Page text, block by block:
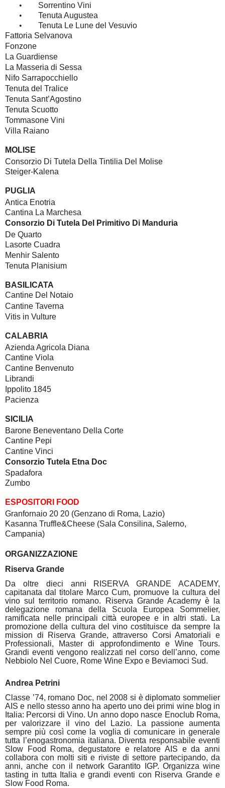
•
Sorrentino Vini
•
Tenuta Augustea
•
Tenuta Le Lune del Vesuvio
Fattoria Selvanova
Fonzone
La Guardiense
La Masseria di Sessa
Nifo Sarrapocchiello
Tenuta del Tralice
Tenuta Sant’Agostino
Tenuta Scuotto
Tommasone Vini
Villa Raiano
MOLISE
Consorzio Di Tutela Della Tintilia Del Molise
Steiger-Kalena
PUGLIA
Antica Enotria
Cantina La Marchesa
Consorzio Di Tutela Del Primitivo Di Manduria
De Quarto
Lasorte Cuadra
Menhir Salento
Tenuta Planisium
BASILICATA
Cantine Del Notaio
Cantine Taverna
Vitis in Vulture
CALABRIA
Azienda Agricola Diana
Cantine Viola
Cantine Benvenuto
Librandi
Ippolito 1845
Pacienza
SICILIA
Barone Beneventano Della Corte
Cantine Pepi
Cantine Vinci
Consorzio Tutela Etna Doc
Spadafora
Zumbo
ESPOSITORI FOOD
Granfornaio 20 20 (Genzano di Roma, Lazio)
Kasanna Truffle&Cheese (Sala Consilina, Salerno,
Campania)
ORGANIZZAZIONE
Riserva Grande
Da oltre dieci anni RISERVA GRANDE ACADEMY,
capitanata dal titolare Marco Cum, promuove la cultura del
vino sul territorio romano. Riserva Grande Academy è la
delegazione romana della Scuola Europea Sommelier,
ramificata nelle principali città europee e in altri stati. La
promozione della cultura del vino costituisce da sempre la
mission di Riserva Grande, attraverso Corsi Amatoriali e
Professionali, Master di approfondimento e Wine Tours.
Grandi eventi vengono realizzati nel corso dell’anno, come
Nebbiolo Nel Cuore, Rome Wine Expo e Beviamoci Sud.
Andrea Petrini
Classe ’74, romano Doc, nel 2008 si è diplomato sommelier
AIS e nello stesso anno ha aperto uno dei primi wine blog in
Italia: Percorsi di Vino. Un anno dopo nasce Enoclub Roma,
per valorizzare il vino del Lazio. La passione aumenta
sempre più così come la voglia di comunicare in generale
tutta l’enogastronomia italiana. Diventa responsabile eventi
Slow Food Roma, degustatore e relatore AIS e da anni
collabora con molti siti e riviste di settore partecipando, da
anni, anche con il network Garantito IGP. Organizza wine
tasting in tutta Italia e grandi eventi con Riserva Grande e
Slow Food Roma.